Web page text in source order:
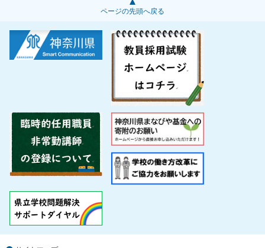
ページの先頭へ戻る